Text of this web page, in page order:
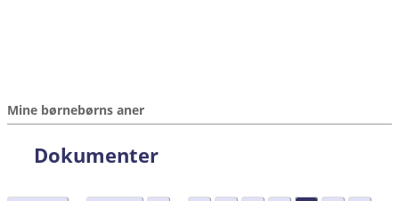
Mine børnebørns aner
Dokumenter